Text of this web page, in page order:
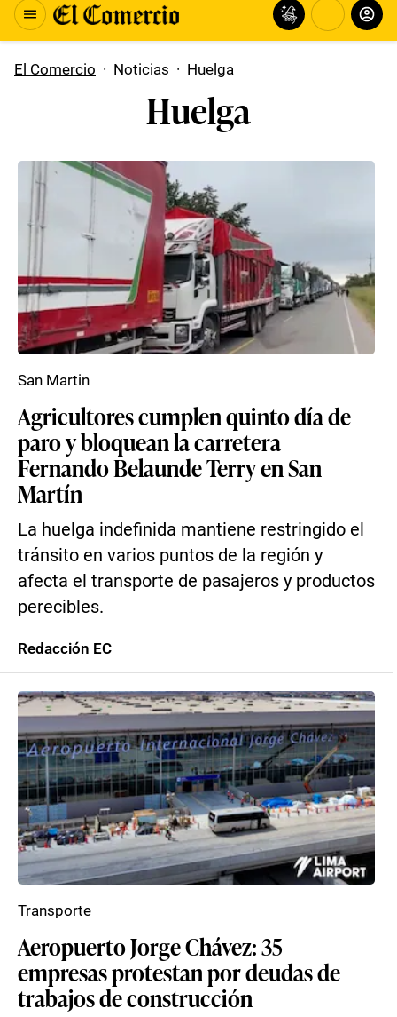
El Comercio · Noticias · Huelga
Huelga
Agricultores cumplen quinto día de
paro y bloquean la carretera
Fernando Belaunde Terry en San
Martín
La huelga indefinida mantiene restringido el
tránsito en varios puntos de la región y
afecta el transporte de pasajeros y productos
perecibles.
San Martin
Redacción EC
Aeropuerto Jorge Chávez: 35
empresas protestan por deudas de
trabajos de construcción
Transporte